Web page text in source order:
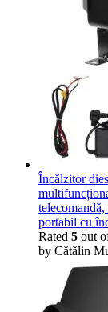
Încălzitor
portabil cu
Rated 5 out
by Cătălin